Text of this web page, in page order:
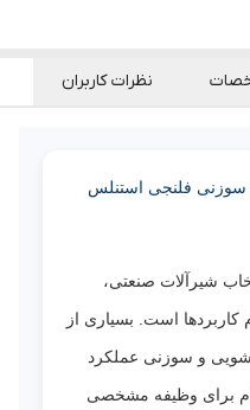
نظرات کاربران
فلنجی استنلس
شیرآلات صنعتی،
کاربردها است. بسیاری از
و سوزنی عملکرد
برای وظیفه مشخصی